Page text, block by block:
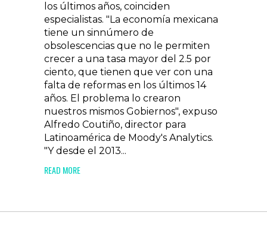
los últimos años, coinciden
especialistas. "La economía mexicana
tiene un sinnúmero de
obsolescencias que no le permiten
crecer a una tasa mayor del 2.5 por
ciento, que tienen que ver con una
falta de reformas en los últimos 14
años. El problema lo crearon
nuestros mismos Gobiernos", expuso
Alfredo Coutiño, director para
Latinoamérica de Moody's Analytics.
"Y desde el 2013...
READ MORE